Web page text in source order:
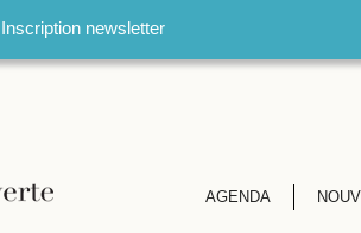
Inscription newsletter
AGENDA